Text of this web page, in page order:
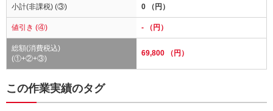
小計(非課税) (③) 0 （円）
値引き (④) - （円）
総額(消費税込)
(①+②+③)
69,800 （円）
この作業実績のタグ